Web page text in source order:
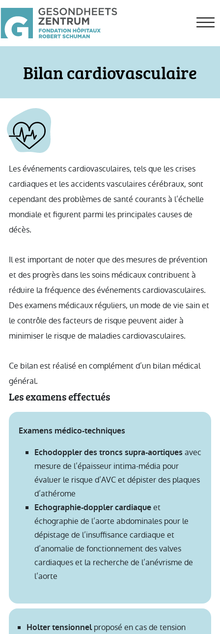
Bilan cardiovasculaire
Les événements cardiovasculaires, tels que les crises
cardiaques et les accidents vasculaires cérébraux, sont
cependant des problèmes de santé courants à l’échelle
mondiale et figurent parmi les principales causes de
décès.
Il est important de noter que des mesures de prévention
et des progrès dans les soins médicaux contribuent à
réduire la fréquence des événements cardiovasculaires.
Des examens médicaux réguliers, un mode de vie sain et
le contrôle des facteurs de risque peuvent aider à
minimiser le risque de maladies cardiovasculaires.
Ce bilan est réalisé en complément d’un bilan médical
général.
Les examens effectués
Examens médico-techniques
Echodoppler des troncs supra-aortiques avec
mesure de l’épaisseur intima-média pour
évaluer le risque d’AVC et dépister des plaques
d’athérome
Echographie-doppler cardiaqueet
échographie de l’aorte abdominales pour le
dépistage de l’insuffisance cardiaque et
d’anomalie de fonctionnement des valves
cardiaques et la recherche de l’anévrisme de
l’aorte
Holter tensionnelproposé en cas de tension